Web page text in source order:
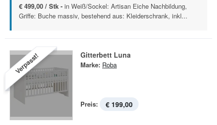
€ 499,00 / Stk - in Weiß/Sockel: Artisan Eiche Nachbildung,
Griffe: Buche massiv, bestehend aus: Kleiderschrank, inkl...
Verpasst! Gitterbett Luna
Marke: Roba
Preis: € 199,00